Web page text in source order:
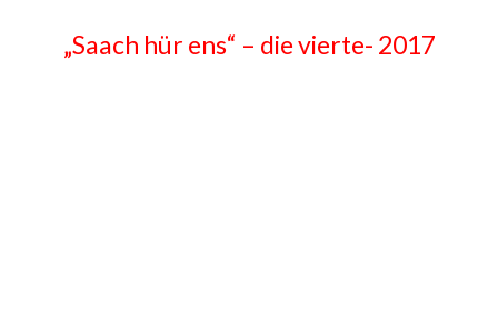
„Saach hür ens“ – die vierte- 2017